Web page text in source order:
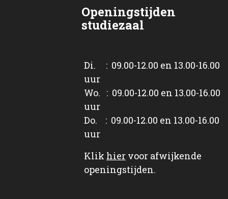
Openingstijden
studiezaal
Di. : 09.00-12.00 en 13.00-16.00
uur
Wo. : 09.00-12.00 en 13.00-16.00
uur
Do. : 09.00-12.00 en 13.00-16.00
uur
Klik hier voor afwijkende
openingstijden.